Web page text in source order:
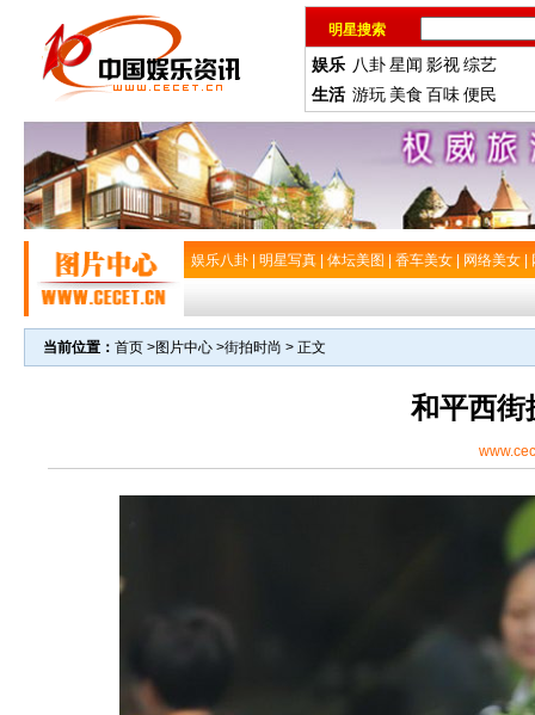
明星搜索
娱乐 八卦星闻 影视综艺
生活 游玩 美食 百味便民
娱乐八卦 明星写真 体坛美图 香车美女 网络美女
当前位置： 首页 >图片中心 >街拍时尚 > 正文
和平西街